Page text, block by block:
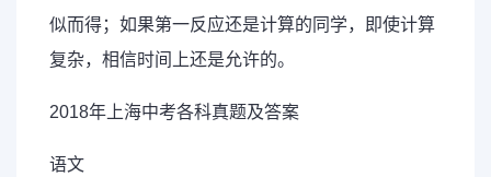
似而得；如果第一反应还是计算的同学，即使计算
复杂，相信时间上还是允许的。
2018年上海中考各科真题及答案
语文